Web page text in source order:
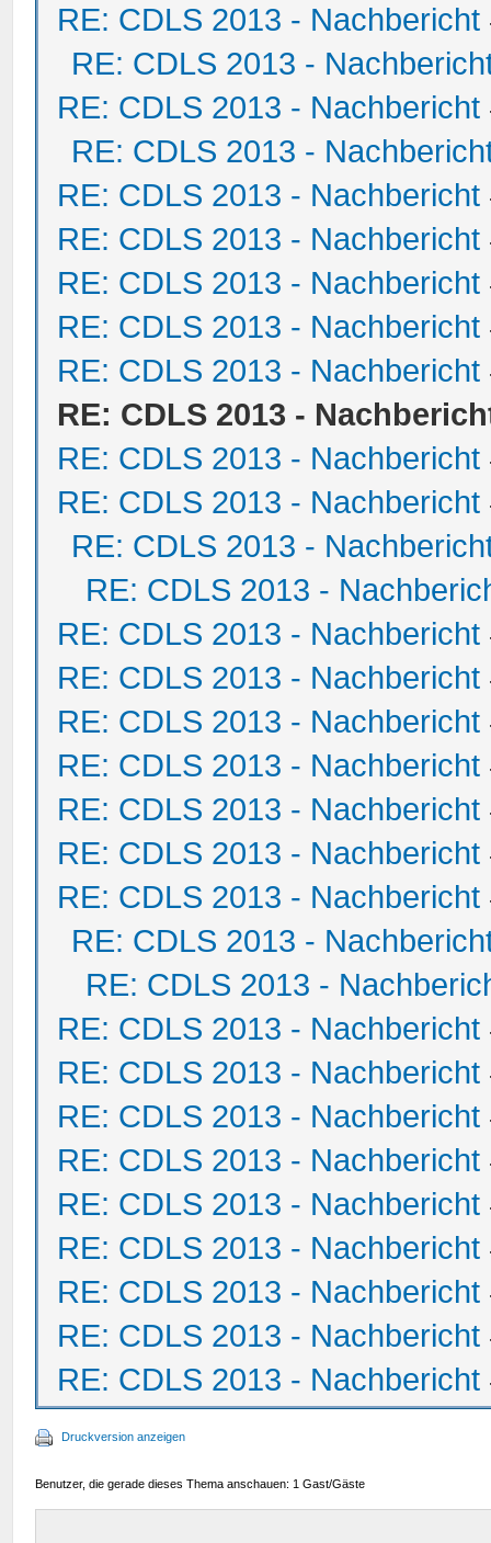
RE: CDLS 2013 - Nachbericht
RE: CDLS 2013 -
RE: CDLS 2013 - Nachbericht
RE: CDLS 2013 -
RE: CDLS 2013 - Nachbericht
RE: CDLS 2013 - Nachbericht
RE: CDLS 2013 - Nachbericht
RE: CDLS 2013 - Nachbericht
RE: CDLS 2013 - Nachbericht
RE: CDLS 2013 -
RE: CDLS 2013 - Nachbericht
RE: CDLS 2013 - Nachbericht
RE: CDLS 2013 -
RE: CDLS 2013 -
RE: CDLS 2013 - Nachbericht
RE: CDLS 2013 - Nachbericht
RE: CDLS 2013 - Nachbericht
RE: CDLS 2013 - Nachbericht
RE: CDLS 2013 - Nachbericht
RE: CDLS 2013 - Nachbericht
RE: CDLS 2013 - Nachbericht
RE: CDLS 2013 -
RE: CDLS 2013 -
RE: CDLS 2013 - Nachbericht
RE: CDLS 2013 - Nachbericht
RE: CDLS 2013 - Nachbericht
RE: CDLS 2013 - Nachbericht
RE: CDLS 2013 - Nachbericht
RE: CDLS 2013 - Nachbericht
RE: CDLS 2013 - Nachbericht
RE: CDLS 2013 - Nachbericht
RE: CDLS 2013 - Nachbericht
Druckversion anzeigen
Benutzer, die gerade dieses Thema anschauen: 1 Gast/Gäste